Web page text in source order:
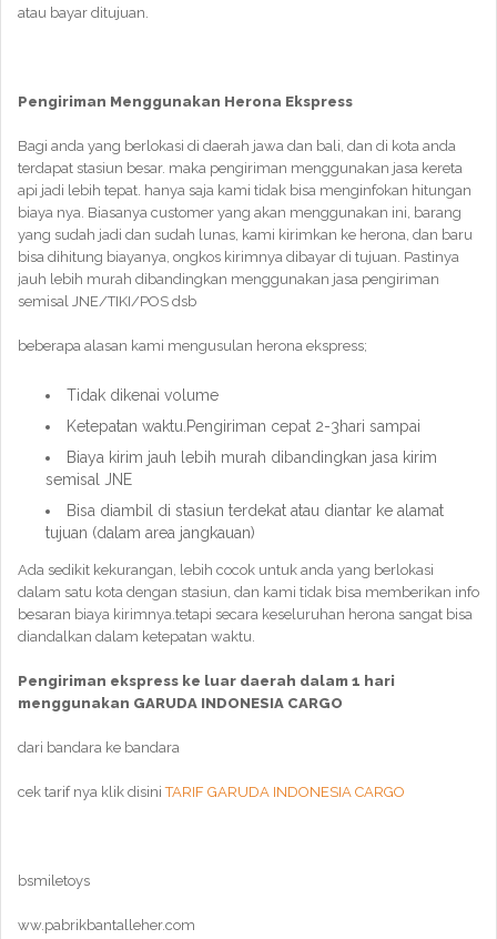
atau bayar ditujuan.
Pengiriman Menggunakan Herona Ekspress
Bagi anda yang berlokasi di daerah jawa dan bali, dan di kota anda
terdapat stasiun besar. maka pengiriman menggunakan jasa kereta
api jadi lebih tepat. hanya saja kami tidak bisa menginfokan hitungan
biaya nya. Biasanya customer yang akan menggunakan ini, barang
yang sudah jadi dan sudah lunas, kami kirimkan ke herona, dan baru
bisa dihitung biayanya, ongkos kirimnya dibayar di tujuan. Pastinya
jauh lebih murah dibandingkan menggunakan jasa pengiriman
semisal JNE/TIKI/POS dsb
beberapa alasan kami mengusulan herona ekspress;
Tidak dikenai volume
Ketepatan waktu.Pengiriman cepat 2-3hari sampai
Biaya kirim jauh lebih murah dibandingkan jasa kirim
semisal JNE
Bisa diambil di stasiun terdekat atau diantar ke alamat
tujuan (dalam area jangkauan)
Ada sedikit kekurangan, lebih cocok untuk anda yang berlokasi
dalam satu kota dengan stasiun, dan kami tidak bisa memberikan info
besaran biaya kirimnya.tetapi secara keseluruhan herona sangat bisa
diandalkan dalam ketepatan waktu.
Pengiriman ekspress ke luar daerah dalam 1 hari
menggunakan GARUDA INDONESIA CARGO
dari bandara ke bandara
cek tarif nya klik disiniTARIF GARUDA INDONESIA CARGO
bsmiletoys
ww.pabrikbantalleher.com